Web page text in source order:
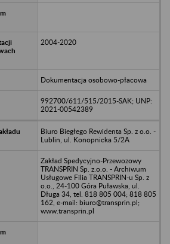
2004-2020
Dokumentacja osobowo-płacowa
992700/611/515/2015-SAK; UNP:
2021-00542389
Biuro Biegłego Rewidenta Sp. z o.o. -
Lublin, ul. Konopnicka 5/2A
Zakład Spedycyjno-Przewozowy
TRANSPRIN Sp. z.o.o. - Archiwum
Usługowe Filia TRANSPRIN-u Sp. z
o.o., 24-100 Góra Puławska, ul.
Długa 34, tel. 818 805 004; 818 805
162, e-mail: biuro@transprin.pl;
www.transprin.pl